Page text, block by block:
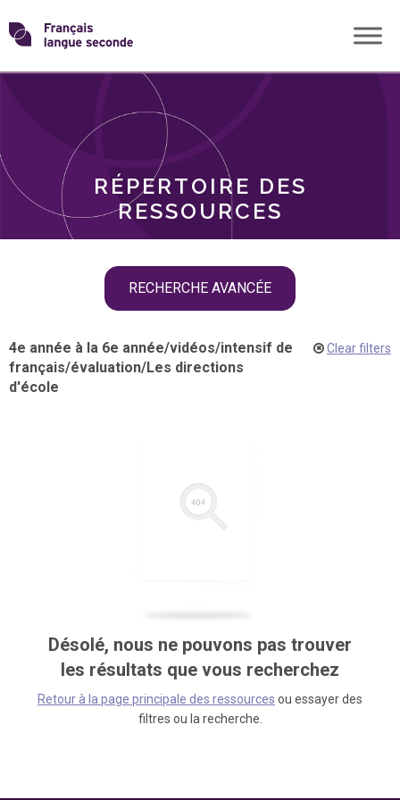
Skip
toTransformons
langue
RÉPERTOIRE DES
RESSOURCES
RECHERCHE AVANCÉE
THÈMES
4e année à la 6e année/vidéos/intensif de
français/évaluation/Les directions
d'école
Clear filters
Désolé, nous ne pouvons pas trouver
les résultats que vous recherchez
Retour à la page principale des ressources ou essayer des
filtres ou la recherche.